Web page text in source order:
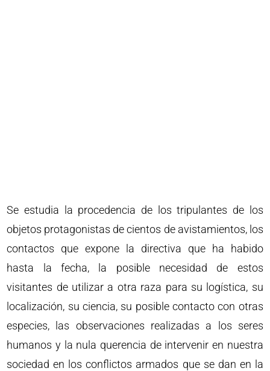
Se estudia la procedencia de los tripulantes de los
objetos protagonistas de cientos de avistamientos, los
contactos que expone la directiva que ha habido
hasta la fecha, la posible necesidad de estos
visitantes de utilizar a otra raza para su logística, su
localización, su ciencia, su posible contacto con otras
especies, las observaciones realizadas a los seres
humanos y la nula querencia de intervenir en nuestra
sociedad en los conflictos armados que se dan en la